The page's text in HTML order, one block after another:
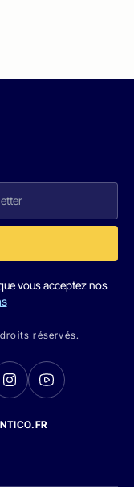
vous acceptez nos
réservés.